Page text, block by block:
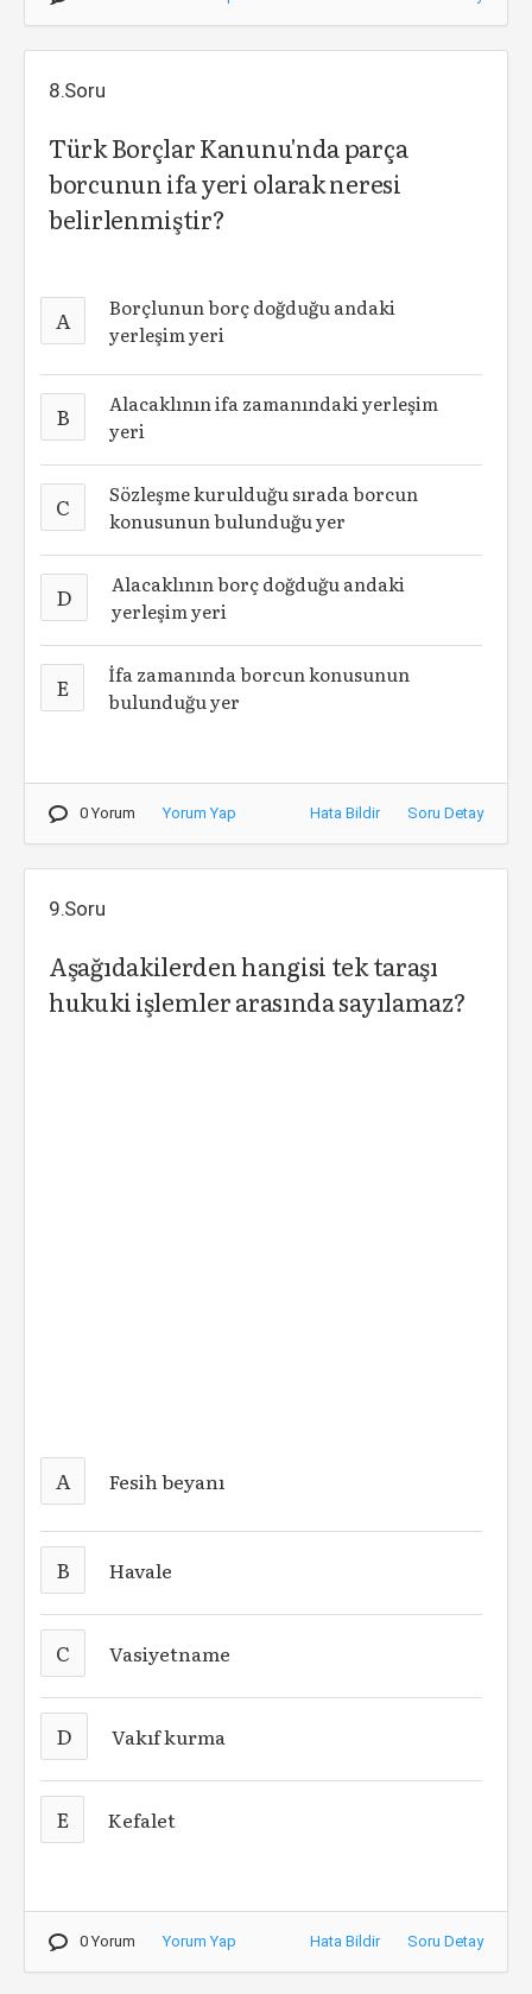
8.Soru
Türk Borçlar Kanunu'nda parça
borcunun ifa yeri olarak neresi
belirlenmiştir?
A
Borçlunun borç doğduğu andaki
yerleşim yeri
B
Alacaklının ifa zamanındaki yerleşim
yeri
C
Sözleşme kurulduğu sırada borcun
konusunun bulunduğu yer
D
Alacaklının borç doğduğu andaki
yerleşim yeri
E
İfa zamanında borcun konusunun
bulunduğu yer
0 Yorum Yorum Yap Hata Bildir Soru Detay
9.Soru
Aşağıdakilerden hangisi tek taraşı
hukuki işlemler arasında sayılamaz?
A Fesih beyanı
B Havale
C Vasiyetname
D Vakıf kurma
E Kefalet
0 Yorum Yorum Yap Hata Bildir Soru Detay